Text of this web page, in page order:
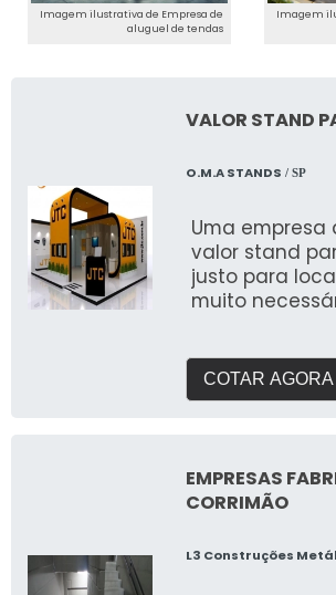
Imagem ilustrativa de Empresa de
aluguel de tendas
Imagem
VALOR STAND
O.M.A STANDS / SP
Uma empresa
valor stand
justo para
muito
COTAR AGORA
EMPRESAS
CORRIMÃO
L3 Construções